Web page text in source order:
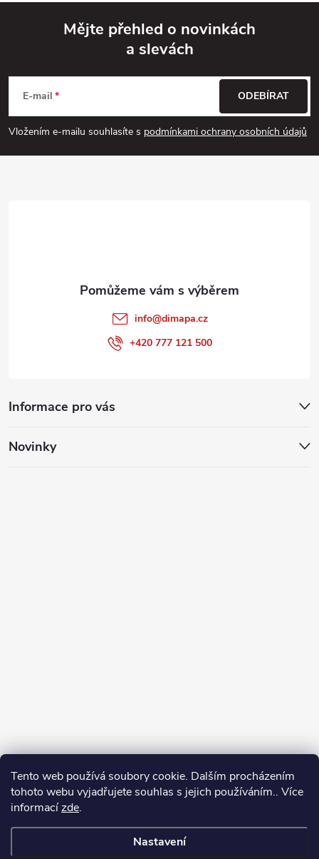
Tento web používá soubory cookie. Dalším procházením
tohoto webu vyjadřujete souhlas s jejich používáním.. Více
informacízde.
Nastavení
p
a
Mějte přehled o novinkách
a slevách
E-mail
Vložením e-mailu souhlasíte s podmínkami ochrany osobních údajů
ODEBÍRAT
Informace pro vás
Novinky
info@dimapa.cz
+420 777 121 500